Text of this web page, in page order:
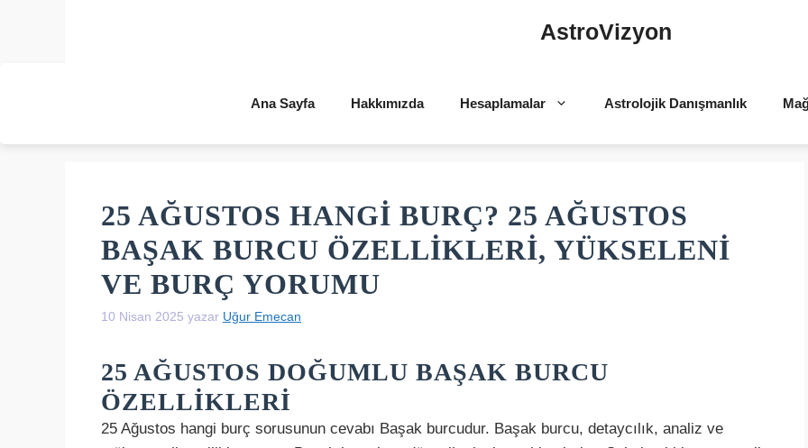
AstroVizyon
Ana Sayfa Hakkımızda Hesaplamalar Astrolojik Danışmanlık
25 AĞUSTOS HANGI BURÇ? 25 AĞUSTOS
BAŞAK BURCU ÖZELLIKLERI, YÜKSELENI
VE BURÇ YORUMU
10 Nisan 2025 yazar Uğur Emecan
25 AĞUSTOS DOĞUMLU BAŞAK BURCU
ÖZELLIKLERI
25 Ağustos hangi burç sorusunun cevabı Başak burcudur. Başak burcu, detaycılık, analiz ve